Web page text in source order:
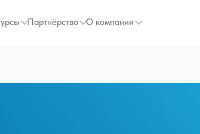
Партнёрство О компании